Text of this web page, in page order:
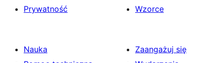
Prywatność
Wzorce
Nauka
Zaangażuj się